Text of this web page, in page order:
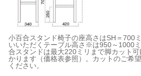
小百合スタンド椅子の座高さはSH＝700
いいただくテーブル高さ※は950～1000
合スタンドは最大220ミリまで脚カット
かります（価格表参照）。カットのご希
ください。